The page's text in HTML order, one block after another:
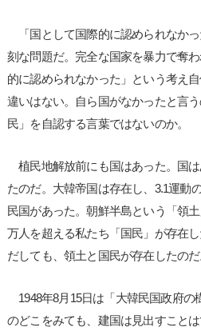
「国として国際的に認められなか
刻な問題だ。完全な国家を暴力で奪
的に認められなかった」という考え
違いはない。自ら国がなかったと言
民」を自認する言葉ではないのか。
植民地解放前にも国はあった。国
たのだ。大韓帝国は存在し、3.1運動
民国があった。朝鮮半島という「領
万人を超える私たち「国民」が存在
だしても、領土と国民が存在したのだ
1948年8月15日は「大韓民国政府の
のどこをみても、建国は見出すこと